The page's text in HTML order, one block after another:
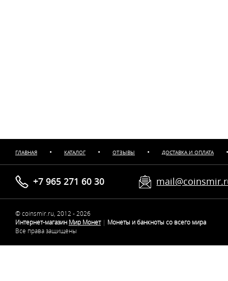
ГЛАВНАЯ • КАТАЛОГ • ОТЗЫВЫ • ДОСТАВКА И ОПЛАТА •
+7 965 271 60 30
© coinsmir.ru, 2012 - 2026
Интернет-магазин Мир Монет | Монеты и банкноты со всего мира
Все права защищены